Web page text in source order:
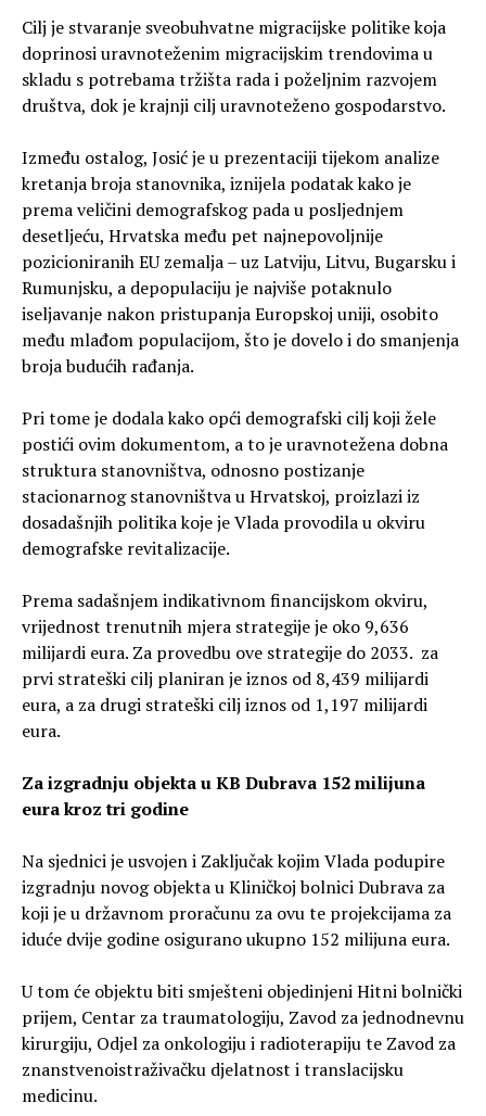
Cilj je stvaranje sveobuhvatne migracijske politike koja
doprinosi uravnoteženim migracijskim trendovima u
skladu s potrebama tržišta rada i poželjnim razvojem
društva, dok je krajnji cilj uravnoteženo gospodarstvo.
Između ostalog, Josić je u prezentaciji tijekom analize
kretanja broja stanovnika, iznijela podatak kako je
prema veličini demografskog pada u posljednjem
desetljeću, Hrvatska među pet najnepovoljnije
pozicioniranih EU zemalja – uz Latviju, Litvu, Bugarsku i
Rumunjsku, a depopulaciju je najviše potaknulo
iseljavanje nakon pristupanja Europskoj uniji, osobito
među mlađom populacijom, što je dovelo i do smanjenja
broja budućih rađanja.
Pri tome je dodala kako opći demografski cilj koji žele
postići ovim dokumentom, a to je uravnotežena dobna
struktura stanovništva, odnosno postizanje
stacionarnog stanovništva u Hrvatskoj, proizlazi iz
dosadašnjih politika koje je Vlada provodila u okviru
demografske revitalizacije.
Prema sadašnjem indikativnom financijskom okviru,
vrijednost trenutnih mjera strategije je oko 9,636
milijardi eura. Za provedbu ove strategije do 2033. za
prvi strateški cilj planiran je iznos od 8,439 milijardi
eura, a za drugi strateški cilj iznos od 1,197 milijardi
eura.
Za izgradnju objekta u KB Dubrava 152 milijuna
eura kroz tri godine
Na sjednici je usvojen i Zaključak kojim Vlada podupire
izgradnju novog objekta u Kliničkoj bolnici Dubrava za
koji je u državnom proračunu za ovu te projekcijama za
iduće dvije godine osigurano ukupno 152 milijuna eura.
U tom će objektu biti smješteni objedinjeni Hitni bolnički
prijem, Centar za traumatologiju, Zavod za jednodnevnu
kirurgiju, Odjel za onkologiju i radioterapiju te Zavod za
znanstvenoistraživačku djelatnost i translacijsku
medicinu.